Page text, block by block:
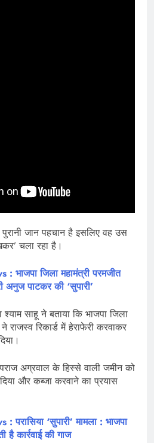
जान पहचान है इसलिए वह उस
चला रहा है।
: भाजपा जिला महामंत्री परमजीत
अनुज पाटकर की ‘सुपारी’
साहू ने बताया कि भाजपा जिला
राजस्व रिकार्ड में हेराफेरी करवाकर
अग्रवाल के हिस्से वाली जमीन को
और कब्जा करवाने का प्रयास
: परासिया ‘सुपारी’ मामला : भाजपा
है कार्रवाई की गाज